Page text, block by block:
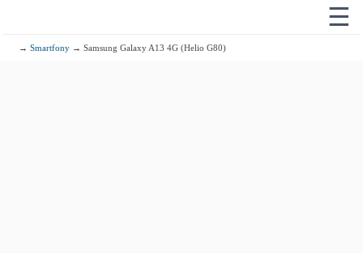
☰
→Smartfony → Samsung Galaxy A13 4G (Helio G80)